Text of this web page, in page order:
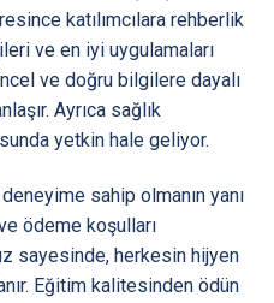
katılımcılara rehberlik
ve en iyi uygulamaları
ve doğru bilgilere dayalı
Ayrıca sağlık
yetkin hale geliyor.
sahip olmanın yanı
ödeme koşulları
sayesinde, herkesin hijyen
Eğitim kalitesinden ödün